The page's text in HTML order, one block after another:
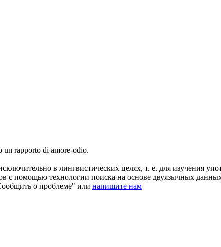
un rapporto di amore-odio.
в лингвистических целях, т. е. для изучения
с помощью технологии поиска на основе двуязычных
о проблеме" или напишите нам